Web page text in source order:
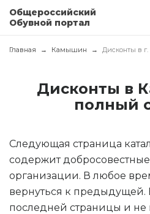
Общероссийский
Обувной портал
Главная Камышин Дисконты в
Дисконты в
полный
Следующая страница
содержит
организации. В любое
вернуться к предыдущей.
последней страницы и